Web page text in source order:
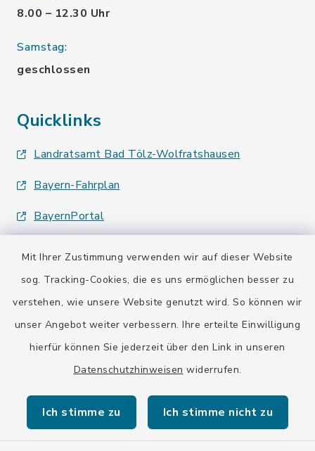
Mit Ihrer Zustimmung verwenden wir auf dieser Website
sog. Tracking-Cookies, die es uns ermöglichen besser zu
verstehen, wie unsere Website genutzt wird. So können wir
unser Angebot weiter verbessern. Ihre erteilte Einwilligung
hierfür können Sie jederzeit über den Link in unseren
Datenschutzhinweisen widerrufen.
Ich stimme zu Ich stimme nicht zu
8.00 – 12.30 Uhr
Samstag:
geschlossen
Quicklinks
Landratsamt Bad Tölz-Wolfratshausen
Bayern-Fahrplan
BayernPortal
Kontakt
Barrierefreiheit
Datenschutz
Impressum